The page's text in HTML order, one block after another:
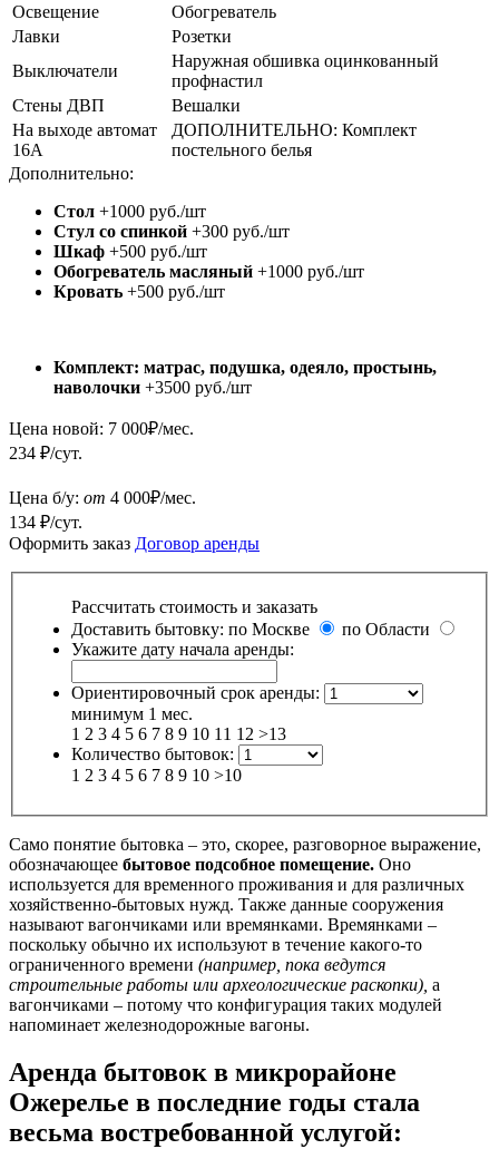
Освещение
Обогреватель
Лавки
Розетки
Выключатели
Наружная обшивка оцинкованный
профнастил
Стены ДВП
Вешалки
На выходе автомат
16А
ДОПОЛНИТЕЛЬНО: Комплект
постельного белья
Дополнительно:
Стол +1000 руб./шт
Стул со спинкой +300 руб./шт
Шкаф +500 руб./шт
Обогреватель масляный +1000 руб./шт
Кровать +500 руб./шт
Комплект: матрас, подушка, одеяло, простынь,
наволочки +3500 руб./шт
Цена новой: 7 000₽/мес.
234 ₽/сут.
Цена б/у: от 4 000₽/мес.
134 ₽/сут.
Оформить заказ Договор аренды
Рассчитать стоимость и заказать
Доставить бытовку: по Москве
по Области
Укажите дату начала аренды:
Ориентировочный срок аренды:
минимум 1 мес.
1 2 3 4 5 6 7 8 9 10 11 12 >13
Количество бытовок:
1 2 3 4 5 6 7 8 9 10 >10
Само понятие бытовка – это, скорее, разговорное выражение,
обозначающее бытовое подсобное помещение. Оно
используется для временного проживания и для различных
хозяйственно-бытовых нужд. Также данные сооружения
называют вагончиками или времянками. Времянками –
поскольку обычно их используют в течение какого-то
ограниченного времени (например, пока ведутся
строительные работы или археологические раскопки), а
вагончиками – потому что конфигурация таких модулей
напоминает железнодорожные вагоны.
Аренда бытовок в микрорайоне
Ожерелье в последние годы стала
весьма востребованной услугой: